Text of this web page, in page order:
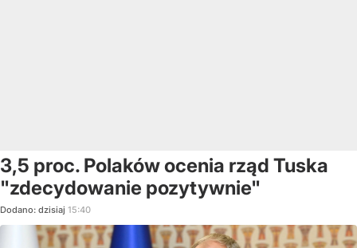
3,5 proc. Polaków ocenia rząd Tuska
"zdecydowanie pozytywnie"
Dodano: dzisiaj 15:40